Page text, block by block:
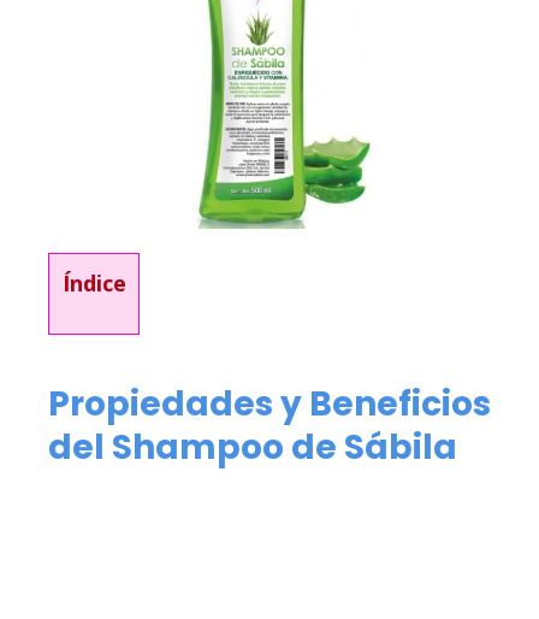
Índice
Propiedades y Beneficios
del Shampoo de Sábila